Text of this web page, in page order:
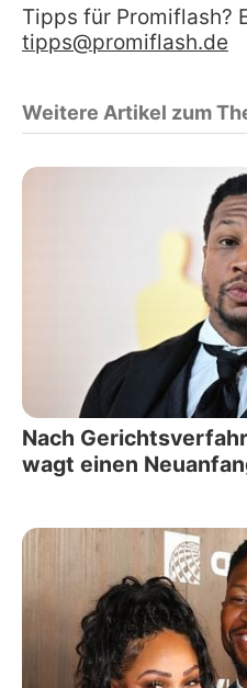
Tipps für Promiflash?
tipps@promiflash.de
Weitere Artikel zum
Nach
wagt einen